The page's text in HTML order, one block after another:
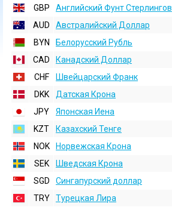
GBP
Английский Фунт Стерлингов
AUD
Австралийский Доллар
BYN
Белорусский Рубль
CAD
Канадский Доллар
CHF
Швейцарский Франк
DKK
Датская Крона
JPY
Японская Иена
KZT
Казахский Тенге
NOK
Норвежская Крона
SEK
Шведская Крона
SGD
Сингапурский доллар
TRY
Турецкая Лира